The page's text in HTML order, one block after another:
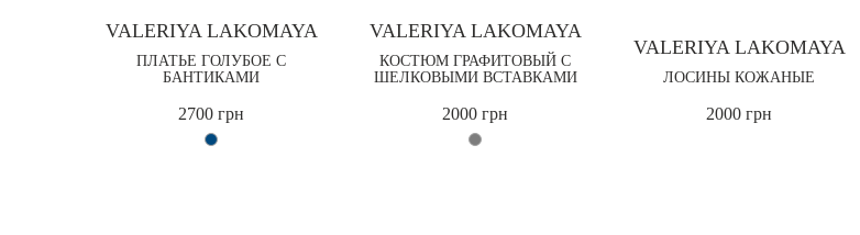
VALERIYA LAKOMAYA
ПЛАТЬЕ ГОЛУБОЕ С
БАНТИКАМИ
2700 грн
VALERIYA LAKOMAYA
КОСТЮМ ГРАФИТОВЫЙ С
ШЕЛКОВЫМИ ВСТАВКАМИ
2000 грн
VALERIYA LAKOMAYA
ЛОСИНЫ КОЖАНЫЕ
2000 грн